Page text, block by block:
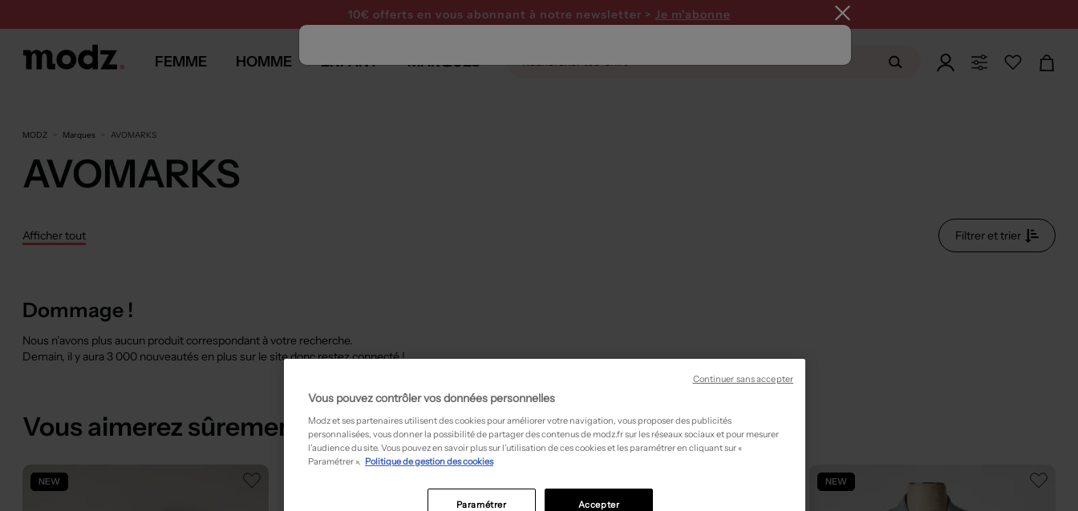
10€ offerts en vous abonnant à notre newsletter > Je m'abonne
FEMME HOMME ENFANT MARQUES
MODZ Marques AVOMARKS
AVOMARKS
Afficher tout Filtrer et trier
Dommage !
Nous n’avons plus aucun produit correspondant à votre recherche.
Demain, il y aura 3 000 nouveautés en plus sur le site donc restez connecté !
Vous aimerez sûrement
NEW NEW
Vous pouvez contrôler vos données personnelles
Modz et ses partenaires utilisent des cookies pour améliorer votre navigation, vous proposer des publicités
personnalisées, vous donner la possibilité de partager des contenus de modz.fr sur les réseaux sociaux et pour mesurer
l’audience du site. Vous pouvez en savoir plus sur l’utilisation de ces cookies et les paramétrer en cliquant sur «
Paramétrer ». Politique de gestion des cookies
Accepter
Paramétrer
Continuer sans accepter